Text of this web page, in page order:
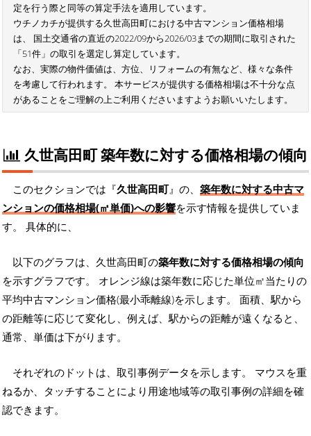
定を行う際と同等の算定手法を適用しています。
ウチノカチが提供する久世高田町における中古マンション価格相場
は、 国土交通省の直近の2022/09から2026/03までの期間に取引された
「51件」の取引を選定し算定しています。
なお、実際の物件価値は、方位、リフォームの有無など、様々な条件
を考慮して行われます。 本サービスが提供する価格相場は不十分な点
があることをご理解の上ご利用くださいますようお願いいたします。
久世高田町 築年数に対する価格相場の傾向
このセクションでは『久世高田町』の、 築年数に対する中古マ
ンションの価格相場(㎡単価)への影響を示す情報を提供していま
す。 具体的に、
以下のグラフは、久世高田町の築年数に対する価格相場の傾向
を示すグラフです。 オレンジ線は築年数に応じた単位㎡当たりの
平均中古マンション価格(最小乖離線)を示します。 面積、駅から
の距離等に応じて変化し、例えば、駅からの距離が遠くなると、
通常、単価は下がります。
それぞれのドットは、取引事例データを示します。 マウスを重
ねるか、タッチすることにより用途地域等の取引事例の詳細を確
認できます。